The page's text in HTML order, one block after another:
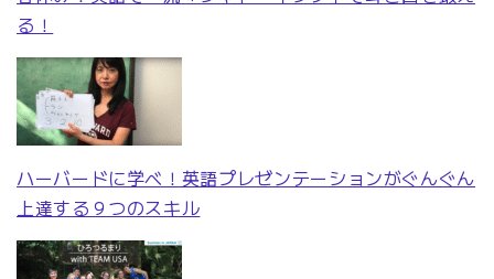
る！
ハーバードに学べ！英語プレゼンテーションがぐんぐん
上達する９つのスキル